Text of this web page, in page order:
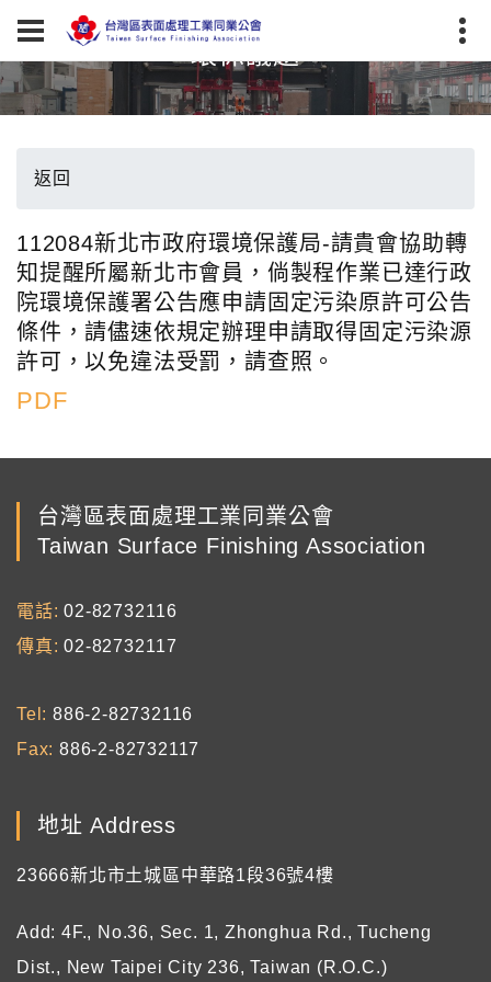
環保議題
返回
112084新北市政府環境保護局-請貴會協助轉
知提醒所屬新北市會員，倘製程作業已達行政
院環境保護署公告應申請固定污染原許可公告
條件，請儘速依規定辦理申請取得固定污染源
許可，以免違法受罰，請查照。
PDF
台灣區表面處理工業同業公會
Taiwan Surface Finishing Association
電話
02-82732116
傳真
02-82732117
Tel
886-2-82732116
Fax 886-2-82732117
地址 Address
23666新北市土城區中華路1段36號4樓
Add: 4F., No.36, Sec. 1, Zhonghua Rd., Tucheng
Dist., New Taipei City 236, Taiwan (R.O.C.)